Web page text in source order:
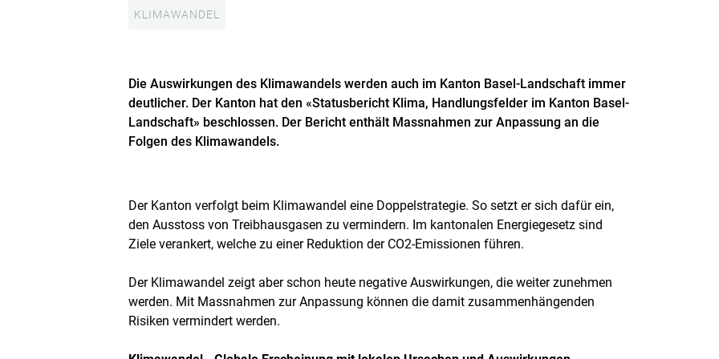
KLIMAWANDEL
Die Auswirkungen des Klimawandels werden auch im Kanton Basel-Landschaft immer
deutlicher. Der Kanton hat den «Statusbericht Klima, Handlungsfelder im Kanton Basel-
Landschaft» beschlossen. Der Bericht enthält Massnahmen zur Anpassung an die
Folgen des Klimawandels.
Der Kanton verfolgt beim Klimawandel eine Doppelstrategie. So setzt er sich dafür ein,
den Ausstoss von Treibhausgasen zu vermindern. Im kantonalen Energiegesetz sind
Ziele verankert, welche zu einer Reduktion der CO2-Emissionen führen.
Der Klimawandel zeigt aber schon heute negative Auswirkungen, die weiter zunehmen
werden. Mit Massnahmen zur Anpassung können die damit zusammenhängenden
Risiken vermindert werden.